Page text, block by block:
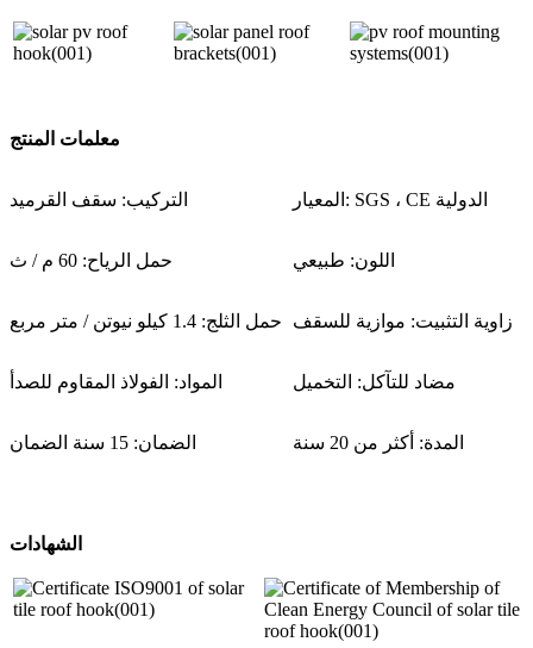
معلمات المنتج
التركيب: سقف القرميد المعيار: SGS ، CE الدولية
حمل الرياح: 60 م / ث اللون: طبيعي
حمل الثلج: 1.4 كيلو نيوتن / متر مربع زاوية التثبيت: موازية للسقف
المواد: الفولاذ المقاوم للصدأ مضاد للتآكل: التخميل
الضمان: 15 سنة الضمان المدة: أكثر من 20 سنة
الشهادات